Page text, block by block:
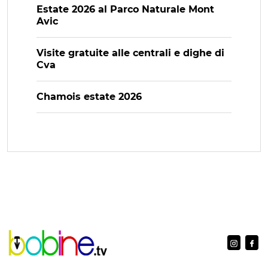
Estate 2026 al Parco Naturale Mont
Avic
Visite gratuite alle centrali e dighe di
Cva
Chamois estate 2026